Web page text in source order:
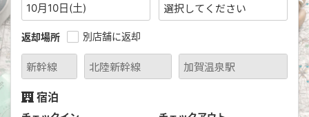
10月10日(土)
返却場所 別店舗に返却
宿泊